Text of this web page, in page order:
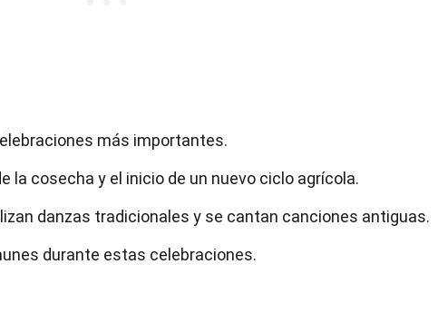
más importantes.
la cosecha y el inicio de un nuevo ciclo agrícola.
danzas tradicionales y se cantan canciones antiguas.
durante estas celebraciones.